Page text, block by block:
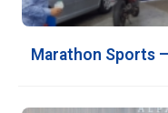
Marathon Sports